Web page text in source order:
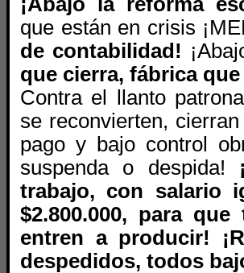
que están en crisis
de contabilidad!
que cierra, fábrica
Contra el llanto
se reconvierten,
pago y bajo control
suspenda o despida!
trabajo, con salario
$2.800.000, para
entren a producir!
despedidos, todos